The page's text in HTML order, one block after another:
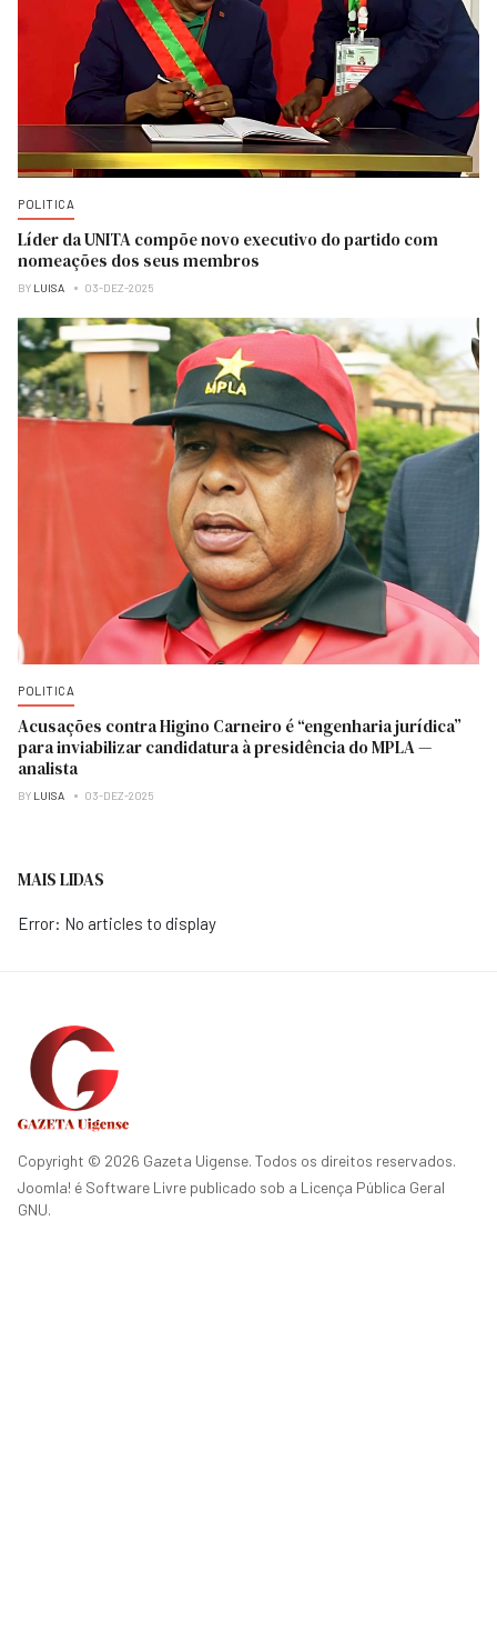
POLITICA
Líder da UNITA compõe novo executivo do partido com
nomeações dos seus membros
BY LUISA 03-DEZ-2025
POLITICA
Acusações contra Higino Carneiro é “engenharia jurídica”
para inviabilizar candidatura à presidência do MPLA —
analista
BY LUISA 03-DEZ-2025
MAIS LIDAS
Error: No articles to display
Copyright © 2026 Gazeta Uigense. Todos os direitos reservados.
Joomla! é Software Livre publicado sob a Licença Pública Geral
GNU.